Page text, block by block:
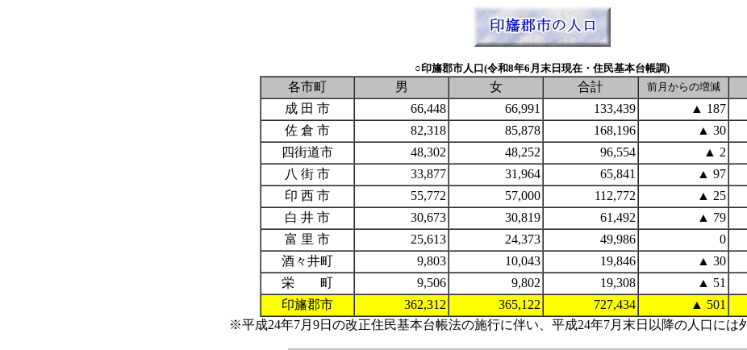
○印旛郡市人口(令和8年6月末日現在・住民基本台帳調)
各市町 男 女 合計 前月からの増減
成 田 市
66,448 66,991 133,439 ▲ 187
佐 倉 市
82,318 85,878 168,196 ▲ 30
四街道市
48,302 48,252 96,554 ▲ 2
八 街 市
33,877 31,964 65,841 ▲ 97
印 西 市
55,772 57,000 112,772 ▲ 25
白 井 市
30,673 30,819 61,492 ▲ 79
富 里 市
25,613 24,373 49,986 0
酒々井町
9,803 10,043 19,846 ▲ 30
栄 町
9,506 9,802 19,308 ▲ 51
印旛郡市
362,312 365,122 727,434 ▲ 501
※平成24年7月9日の改正住民基本台帳法の施行に伴い、平成24年7月末日以降の人口には